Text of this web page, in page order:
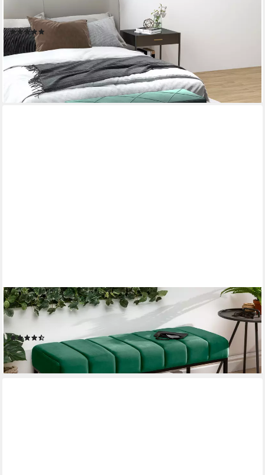
Wohnzimmer, Flur (Flurbank, 1-St., Bettbank), für Schlafzimmer,
100 x 36 x 45 cm, Grün
55,99 € UVP
-37%
lieferbar - in 2-3 Werktagen bei dir
RIESS-AMBIENTE
Polsterbank PETIT BEAUTÉ 108cm smaragdgrün / schwarz
(Einzelartikel, 1-St), Flur · Samt · Metall · Schlafzimmer
89,95 €
lieferbar - in 3-4 Werktagen bei dir